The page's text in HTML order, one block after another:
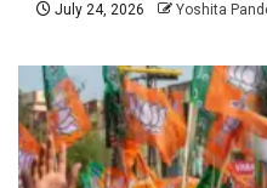
July 24, 2026 Yoshita